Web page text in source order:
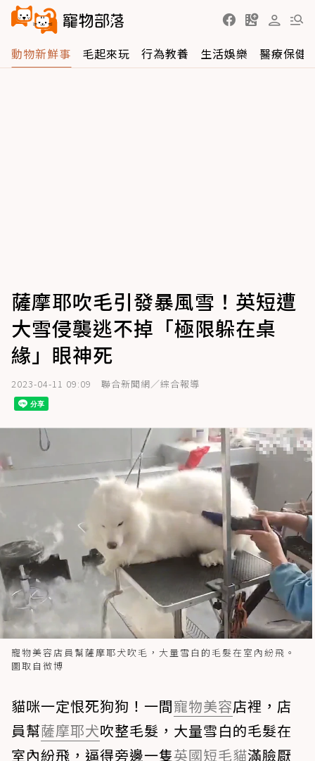
動物新鮮事 毛起來玩 行為教養 生活娛樂 醫療保健
薩摩耶吹毛引發暴風雪！英短遭
大雪侵襲逃不掉「極限躲在桌
緣」眼神死
2023-04-11 09:09 聯合新聞網／綜合報導
寵物美容店員幫薩摩耶犬吹毛，大量雪白的毛髮在室內紛飛。
圖取自微博
貓咪一定恨死狗狗！一間寵物美容店裡，店
員幫薩摩耶犬吹整毛髮，大量雪白的毛髮在
室內紛飛，逼得旁邊一隻英國短毛貓滿臉厭